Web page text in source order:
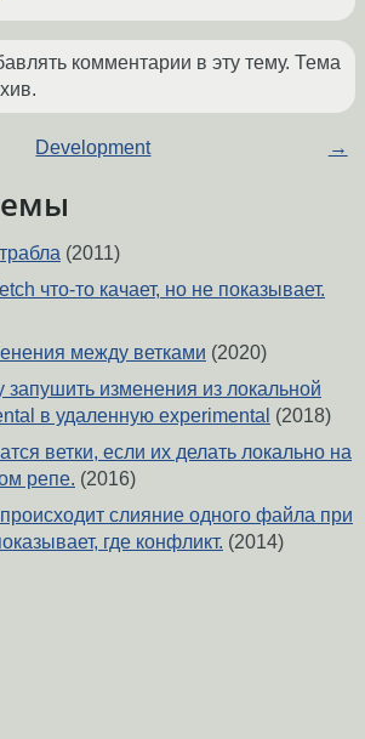
комментарии в эту тему. Тема
Development →
(2011)
что-то качает, но не показывает.
между ветками (2020)
запушить изменения из локальной
в удаленную experimental (2018)
ветки, если их делать локально на
репе. (2016)
слияние одного файла при
где конфликт. (2014)